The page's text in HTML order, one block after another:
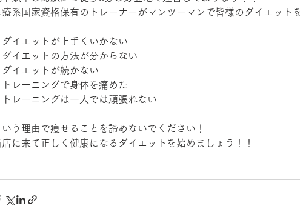
療系国家資格保有のトレーナーがマンツーマンで皆様のダイエット
ダイエットが上手くいかない
ダイエットの方法が分からない
ダイエットが続かない
トレーニングで身体を痛めた
トレーニングは一人では頑張れない
いう理由で痩せることを諦めないでください！
店に来て正しく健康になるダイエットを始めましょう！！